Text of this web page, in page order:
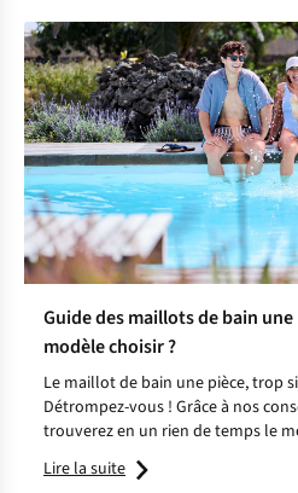
Guide des maillots de bain une
modèle choisir ?
Le maillot de bain une pièce, trop
Détrompez-vous ! Grâce à nos
trouverez en un rien de temps le
parfaits qui sauront conquérir votre
Lire la suite